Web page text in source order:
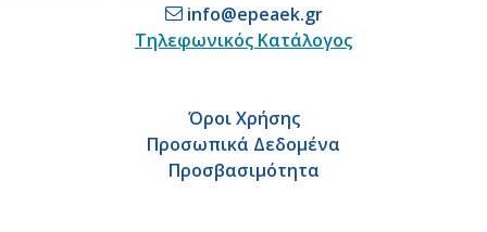
info@epeaek.gr
Τηλεφωνικός Κατάλογος
Όροι Χρήσης
Προσωπικά Δεδομένα
Προσβασιμότητα